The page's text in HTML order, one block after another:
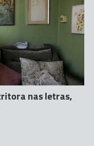
nas letras,